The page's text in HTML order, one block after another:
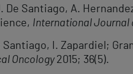
De Santiago, A.
International Journal
Santiago, I. Zapardiel;
Oncology 2015; 36(5).